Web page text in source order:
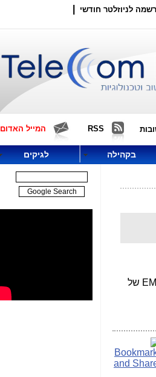
לניוזלטר חודשי
RSS המייל האדום
בקהילה לגיקים
Management וניהול הניידות הארגונית EMM - Enterprise Mobilty Management של